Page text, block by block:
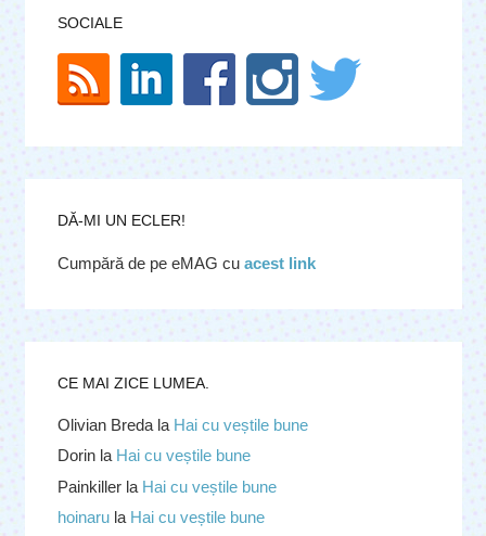
SOCIALE
DĂ-MI UN ECLER!
Cumpără de pe eMAG cu acest link
CE MAI ZICE LUMEA.
Olivian Bredala Hai cu veștile bune
Dorinla Hai cu veștile bune
Painkillerla Hai cu veștile bune
hoinarula Hai cu veștile bune